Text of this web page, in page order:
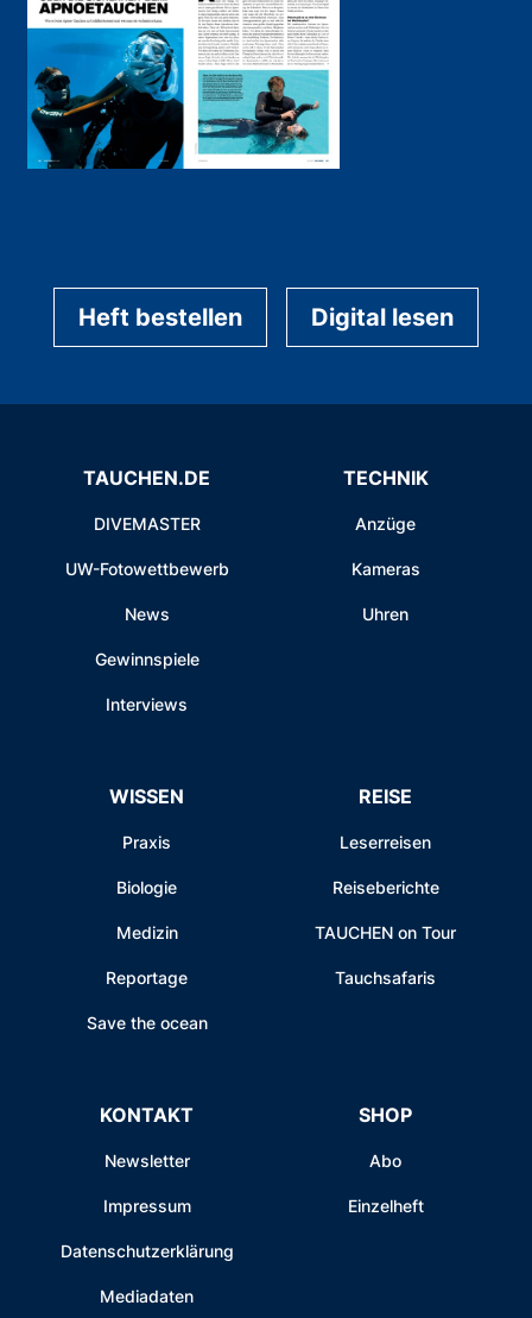
Heft bestellen Digital lesen
TAUCHEN.DE
DIVEMASTER
UW-Fotowettbewerb
News
Gewinnspiele
Interviews
TECHNIK
Anzüge
Kameras
Uhren
WISSEN
Praxis
Biologie
Medizin
Reportage
Save the ocean
REISE
Leserreisen
Reiseberichte
TAUCHEN on Tour
Tauchsafaris
KONTAKT
Newsletter
Impressum
Datenschutzerklärung
Mediadaten
SHOP
Abo
Einzelheft